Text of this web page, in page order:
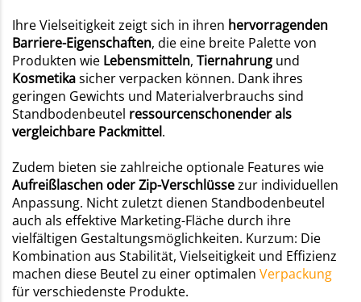
Ihre Vielseitigkeit zeigt sich in ihren hervorragenden
Barriere-Eigenschaften, die eine breite Palette von
Produkten wie Lebensmitteln, Tiernahrung und
Kosmetikasicher verpacken können. Dank ihres
geringen Gewichts und Materialverbrauchs sind
Standbodenbeutel ressourcenschonender als
vergleichbare Packmittel.
Zudem bieten sie zahlreiche optionale Features wie
Aufreißlaschen oderZip-Verschlüssezur individuellen
Anpassung. Nicht zuletzt dienen Standbodenbeutel
auch als effektive Marketing-Fläche durch ihre
vielfältigen Gestaltungsmöglichkeiten. Kurzum: Die
Kombination aus Stabilität, Vielseitigkeit und Effizienz
machen diese Beutel zu einer optimalen Verpackung
für verschiedenste Produkte.